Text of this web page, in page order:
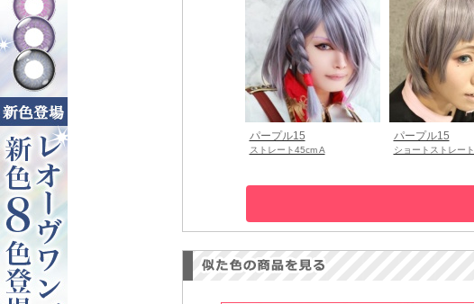
パープル15
ストレート45cm A
パープル15
ショートストレート